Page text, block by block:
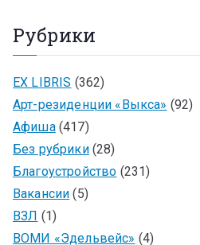
Рубрики
EX LIBRIS (362)
Арт-резиденции «Выкса» (92)
Афиша(417)
Без рубрики(28)
Благоустройство (231)
Вакансии (5)
ВЗЛ (1)
ВОМИ «Эдельвейс» (4)